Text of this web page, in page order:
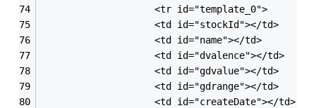
					<tr id="template_0">
					<td id="stockId"></td>
					<td id="name"></td>
					<td id="dvalence"></td>
					<td id="gdvalue"></td>
					<td id="gdrange"></td>
					<td id="createDate"></td>